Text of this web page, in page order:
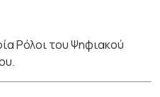
Ρόλοι του Ψηφιακού